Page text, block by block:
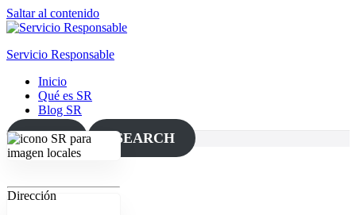
Saltar al contenido
Servicio Responsable
Inicio
Qué es SR
Blog SR
MAP SEARCH
Dirección